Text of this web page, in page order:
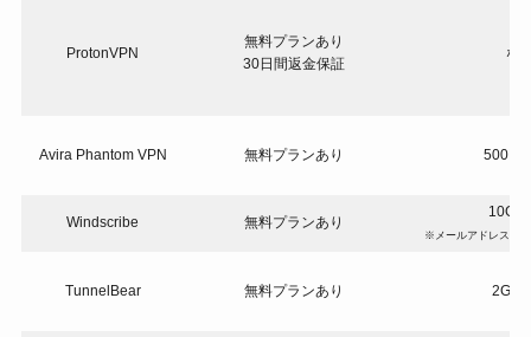
ProtonVPN
無料プランあり
30日間返金保証
な
Avira Phantom VPN 無料プランあり
Windscribe 無料プランあり
10GB
※メールアドレス登
TunnelBear 無料プランあり 2GB